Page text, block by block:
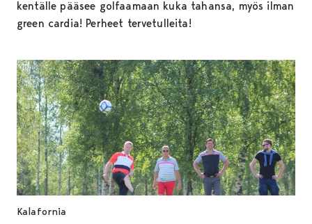
kentälle pääsee golfaamaan kuka tahansa, myös ilman
green cardia! Perheet tervetulleita!
Kalafornia